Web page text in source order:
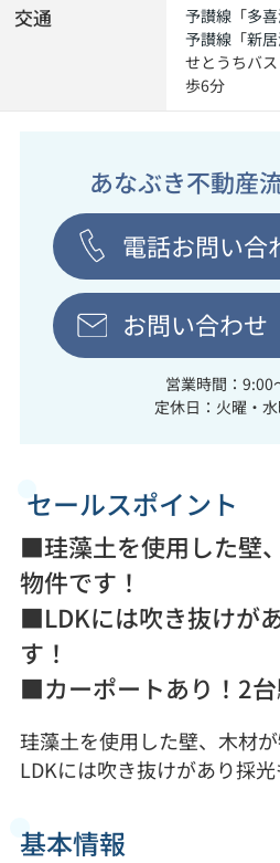
交通 予讃線 「多
予讃線 「新
せとうちバ
歩6分
あなぶき不動産
電話お問い合
お問い合わせ
営業時間：9:00
定休日：火曜・
セールスポイント
■珪藻土を使用した壁
物件です！
■LDKには吹き抜けが
す！
■カーポートあり！2台
珪藻土を使用した壁、木材
LDKには吹き抜けがあり採光
基本情報